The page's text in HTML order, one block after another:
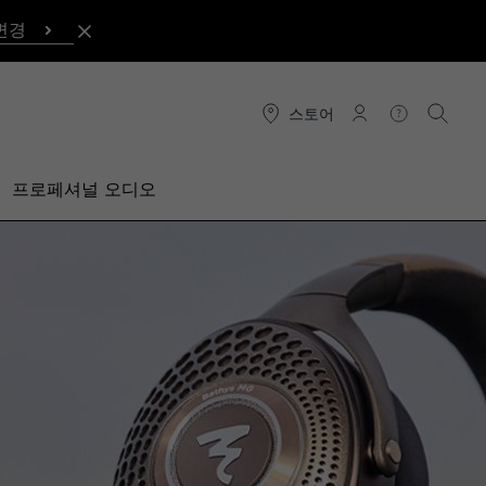
경
스토어
연결 도움말검색
프로페셔널 오디오